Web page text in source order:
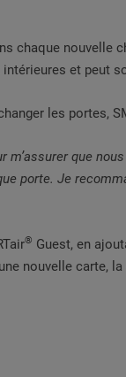
chaque nouvelle
et peut
les portes,
que
porte. Je
® Guest, en
nouvelle carte,